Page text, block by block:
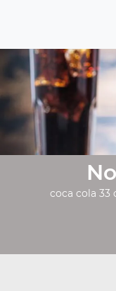
coca cola 33